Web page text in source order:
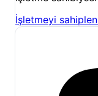
ekosistemi başlı
en iyi İzmir kamp
Karagöl Orman
değişiklik
İşletmeyi